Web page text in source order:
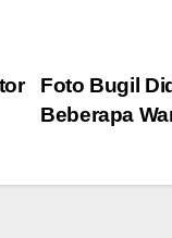
Foto Bugil
Beberapa